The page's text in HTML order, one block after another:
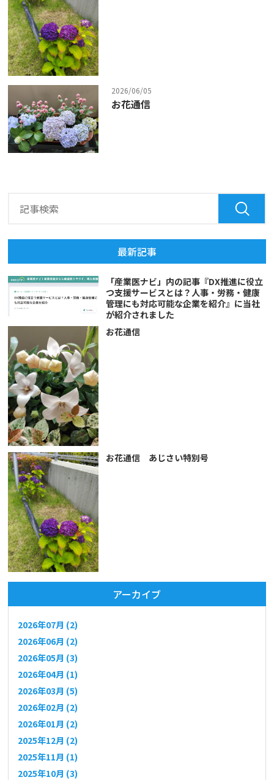
2026/06/05
お花通信
最新記事
「産業医ナビ」内の記事『DX推進に役立
つ支援サービスとは？人事・労務・健康
管理にも対応可能な企業を紹介』に当社
が紹介されました
お花通信
お花通信 あじさい特別号
アーカイブ
2026年07月 (2)
2026年06月 (2)
2026年05月 (3)
2026年04月 (1)
2026年03月 (5)
2026年02月 (2)
2026年01月 (2)
2025年12月 (2)
2025年11月 (1)
2025年10月 (3)